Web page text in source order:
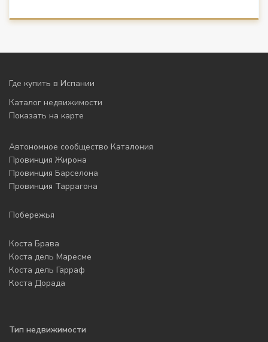
Где купить в Испании
Каталог недвижимости
Показать на карте
Автономное сообщество Каталония
Провинция Жирона
Провинция Барселона
Провинция Таррагона
Побережья
Коста Брава
Коста дель Маресме
Коста дель Гарраф
Коста Дорада
Тип недвижимости